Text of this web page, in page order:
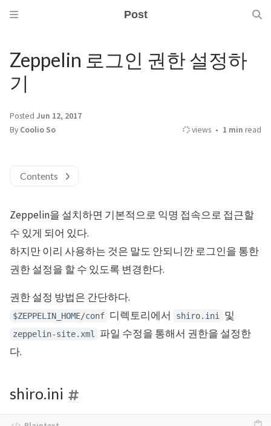
Post
Zeppelin 로그인 권한 설정하
기
Posted Jun 12, 2017
By Coolio So views 1 min read
Contents
Zeppelin을 설치하면 기본적으로 익명 접속으로 접근할
수 있게 되어 있다.
하지만 이리 사용하는 것은 말도 안되니깐 로그인을 통한
권한 설정을 할 수 있도록 변경한다.
권한 설정 방법은 간단하다.
$ZEPPELIN_HOME/conf 디렉토리에서 shiro.ini 및
zeppelin-site.xml
파일 수정을 통해서 권한을 설정한
다.
shiro.ini